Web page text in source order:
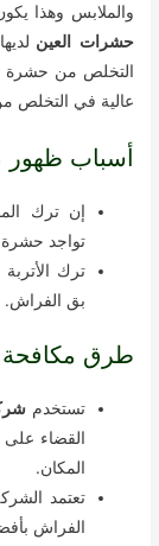
والملابس وهذا
حشرات العين
التخلص من حشرة
عالية في التخلص
أسباب ظهور
إن ترك
تواجد حشرة
ترك
بق الفراش.
طرق
تستخدم
القضاء
المكان.
تعتمد
الفراش